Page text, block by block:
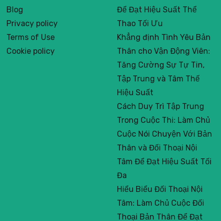
Blog
Privacy policy
Terms of Use
Cookie policy
Để Đạt Hiệu Suất Thể
Thao Tối Ưu
Khẳng định Tình Yêu Bản
Thân cho Vận Động Viên:
Tăng Cường Sự Tự Tin,
Tập Trung và Tâm Thế
Hiệu Suất
Cách Duy Trì Tập Trung
Trong Cuộc Thi: Làm Chủ
Cuộc Nói Chuyện Với Bản
Thân và Đối Thoại Nội
Tâm Để Đạt Hiệu Suất Tối
Đa
Hiểu Biểu Đối Thoại Nội
Tâm: Làm Chủ Cuộc Đối
Thoại Bản Thân Để Đạt